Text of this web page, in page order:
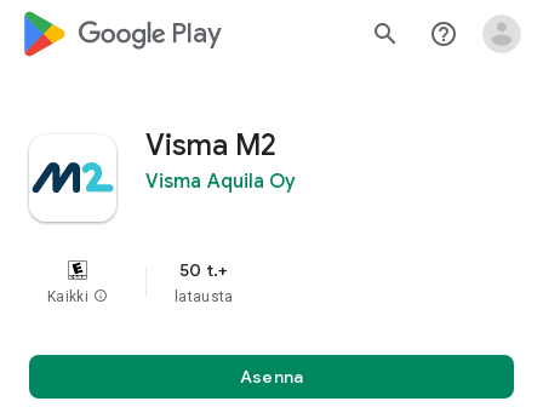
google_logo Play search help_outline
Visma M2
Visma Aquila Oy
Kaikki info
50 t.+
latausta
Asenna